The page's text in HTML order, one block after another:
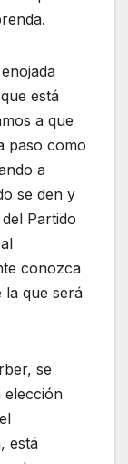
está
a que
paso como
a
se den y
Partido
conozca
la que será
se
elección
está